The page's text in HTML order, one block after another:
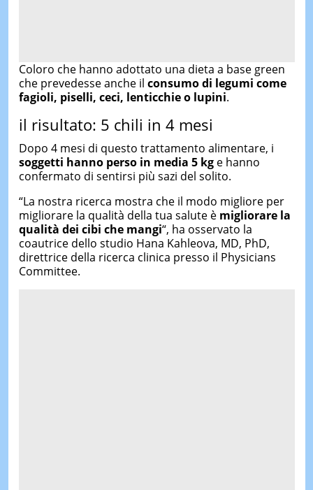
Coloro che hanno adottato una dieta a base green
che prevedesse anche il consumo di legumi come
fagioli, piselli, ceci, lenticchie o lupini.
il risultato: 5 chili in 4 mesi
Dopo 4 mesi di questo trattamento alimentare, i
soggetti hanno perso in media 5 kge hanno
confermato di sentirsi più sazi del solito.
“La nostra ricerca mostra che il modo migliore per
migliorare la qualità della tua salute è migliorare la
qualità dei cibi che mangi“, ha osservato la
coautrice dello studio Hana Kahleova, MD, PhD,
direttrice della ricerca clinica presso il Physicians
Committee.